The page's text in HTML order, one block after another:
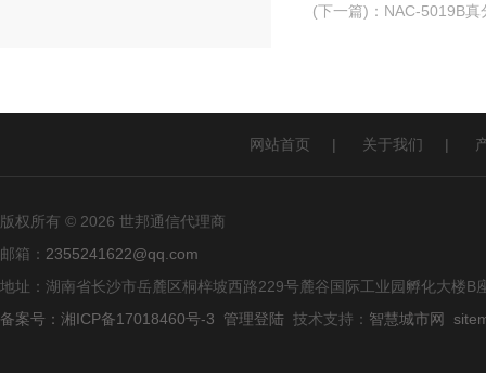
(下一篇) ： NAC-5019B真
网站首页 | 关于我们 |
版权所有 © 2026 世邦通信代理商
邮箱： 2355241622@qq.com
地址：湖南省长沙市岳麓区桐梓坡西路229号麓谷国际工业园孵化大楼B
备案号：湘ICP备17018460号-3
管理登陆 技术支持： 智慧城市网